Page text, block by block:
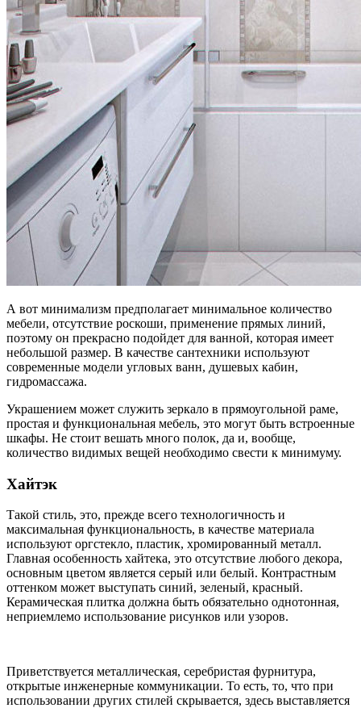
А вот минимализм предполагает минимальное количество
мебели, отсутствие роскоши, применение прямых линий,
поэтому он прекрасно подойдет для ванной, которая имеет
небольшой размер. В качестве сантехники используют
современные модели угловых ванн, душевых кабин,
гидромассажа.
Украшением может служить зеркало в прямоугольной раме,
простая и функциональная мебель, это могут быть встроенные
шкафы. Не стоит вешать много полок, да и, вообще,
количество видимых вещей необходимо свести к минимуму.
Хайтэк
Такой стиль, это, прежде всего технологичность и
максимальная функциональность, в качестве материала
используют оргстекло, пластик, хромированный металл.
Главная особенность хайтека, это отсутствие любого декора,
основным цветом является серый или белый. Контрастным
оттенком может выступать синий, зеленый, красный.
Керамическая плитка должна быть обязательно однотонная,
неприемлемо использование рисунков или узоров.
Приветствуется металлическая, серебристая фурнитура,
открытые инженерные коммуникации. То есть, то, что при
использовании других стилей скрывается, здесь выставляется